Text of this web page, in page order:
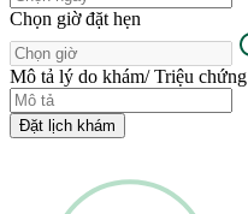
Chọn giờ đặt hẹn
Mô tả lý do khám/ Triệu chứng
Đặt lịch khám